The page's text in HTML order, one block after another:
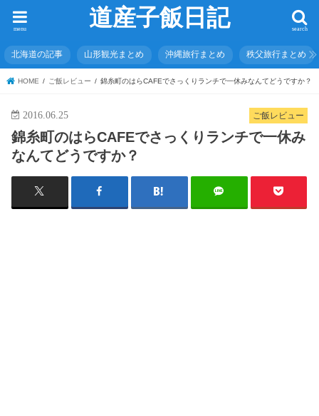
道産子飯日記 search
menu
北海道の記事 山形観光まとめ 沖縄旅行まとめ 秩父旅行まとめ
HOME ご飯レビュー 錦糸町のはらCAFEでさっくりランチで一休みなんてどうですか？
ご飯レビュー
2016.06.25
錦糸町のはらCAFEでさっくりランチで一休み
なんてどうですか？